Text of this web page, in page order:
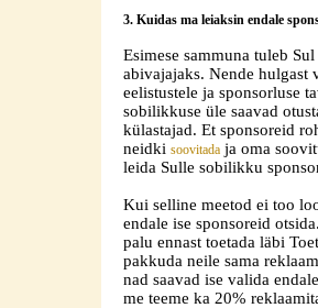
3. Kuidas ma leiaksin endale
Esimese sammuna tuleb
abivajajaks. Nende hulgast
eelistustele ja sponsorluse
sobilikkuse üle saavad
külastajad. Et sponsoreid
neidki soovitada ja oma
leida Sulle sobilikku
Kui selline meetod ei too
endale ise sponsoreid
palu ennast toetada läbi
pakkuda neile sama
nad saavad ise valida
me teeme ka 20%